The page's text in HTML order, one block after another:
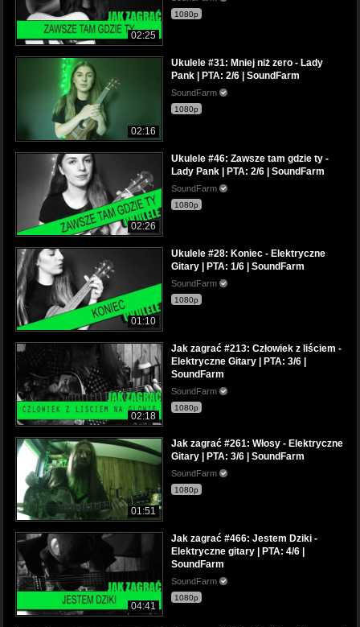
02:25
1080p
02:16
Ukulele #31: Mniej niż zero - Lady
Pank | PTA: 2/6 | SoundFarm
SoundFarm
1080p
02:26
Ukulele #46: Zawsze tam gdzie ty -
Lady Pank | PTA: 2/6 | SoundFarm
SoundFarm
1080p
01:10
Ukulele #28: Koniec - Elektryczne
Gitary | PTA: 1/6 | SoundFarm
SoundFarm
1080p
02:18
Jak zagrać #213: Człowiek z liściem -
Elektryczne Gitary | PTA: 3/6 |
SoundFarm
SoundFarm
1080p
01:51
Jak zagrać #261: Włosy - Elektryczne
Gitary | PTA: 3/6 | SoundFarm
SoundFarm
1080p
04:41
Jak zagrać #466: Jestem Dziki -
Elektryczne gitary | PTA: 4/6 |
SoundFarm
SoundFarm
1080p